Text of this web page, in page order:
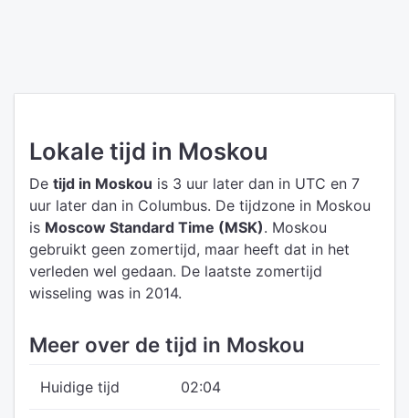
Lokale tijd in Moskou
De tijd in Moskou is 3 uur later dan in UTC en 7
uur later dan in Columbus. De tijdzone in Moskou
is Moscow Standard Time (MSK). Moskou
gebruikt geen zomertijd, maar heeft dat in het
verleden wel gedaan. De laatste zomertijd
wisseling was in 2014.
Meer over de tijd in Moskou
Huidige tijd 02:04